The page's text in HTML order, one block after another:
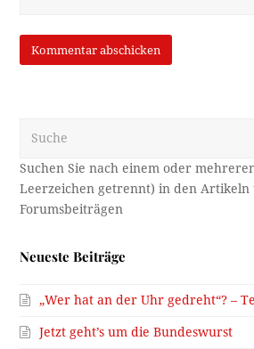
Neueste Beiträge
„Wer hat an der Uhr gedreht“? –
Jetzt geht’s um die Bundeswurst